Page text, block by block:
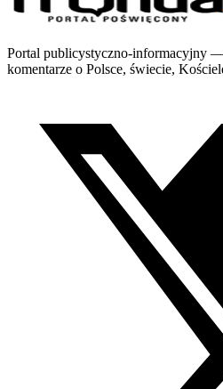
Portal publicystyczno-informacyjny
komentarze o Polsce, świecie,